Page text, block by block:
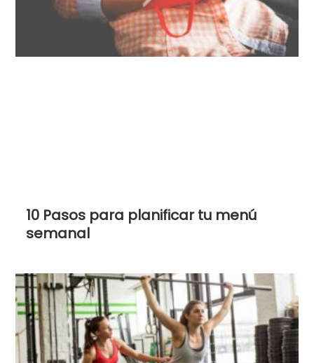
10 Pasos para planificar tu menú
semanal